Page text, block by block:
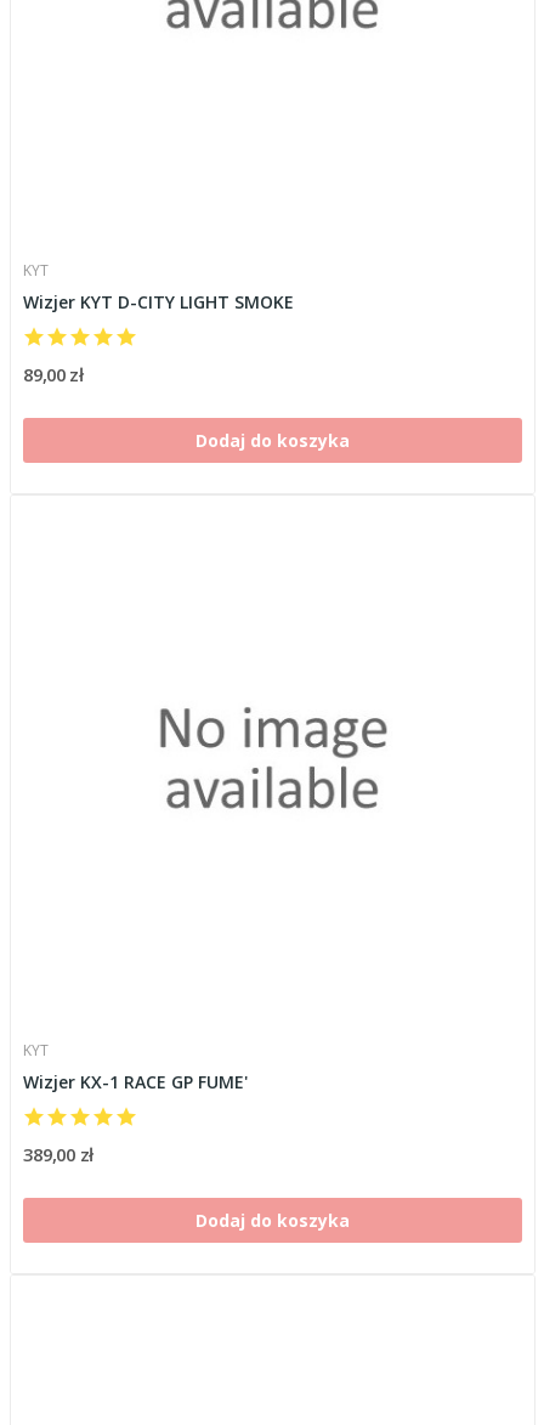
KYT
Wizjer KYT D-CITY LIGHT SMOKE
89,00 zł
Dodaj do koszyka
KYT
Wizjer KX-1 RACE GP FUME'
389,00 zł
Dodaj do koszyka